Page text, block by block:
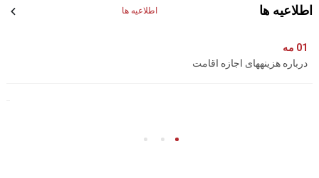
اطلاعیه ها اطلاعیه ها
01 مه
درباره هزینههای اجازه اقامت